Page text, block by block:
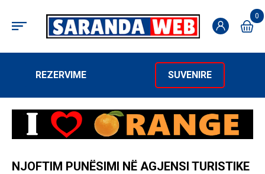
0
REZERVIME SUVENIRE
NJOFTIM PUNËSIMI NË AGJENSI TURISTIKE